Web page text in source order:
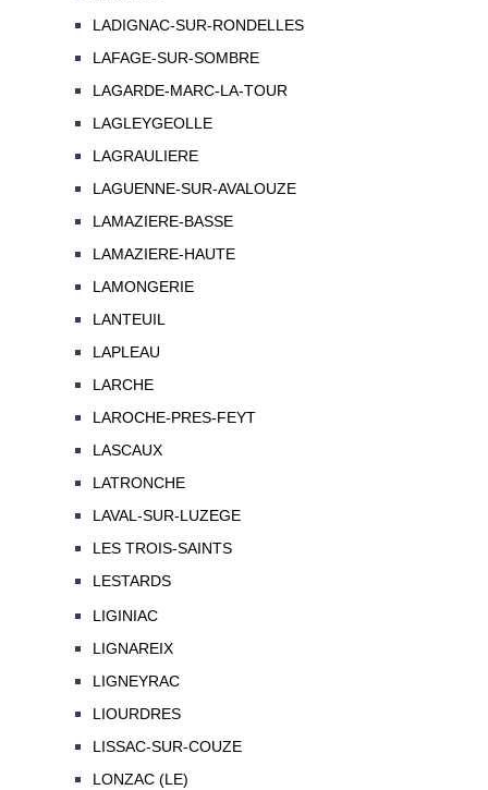
LADIGNAC-SUR-RONDELLES
LAFAGE-SUR-SOMBRE
LAGARDE-MARC-LA-TOUR
LAGLEYGEOLLE
LAGRAULIERE
LAGUENNE-SUR-AVALOUZE
LAMAZIERE-BASSE
LAMAZIERE-HAUTE
LAMONGERIE
LANTEUIL
LAPLEAU
LARCHE
LAROCHE-PRES-FEYT
LASCAUX
LATRONCHE
LAVAL-SUR-LUZEGE
LES TROIS-SAINTS
LESTARDS
LIGINIAC
LIGNAREIX
LIGNEYRAC
LIOURDRES
LISSAC-SUR-COUZE
LONZAC (LE)